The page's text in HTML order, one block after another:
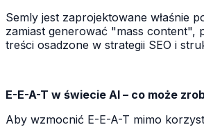
Semly jest zaprojektowane właśnie
zamiast generować "mass content",
treści osadzone w strategii SEO i
E-E-A-T w świecie AI – co może
Aby wzmocnić E-E-A-T mimo